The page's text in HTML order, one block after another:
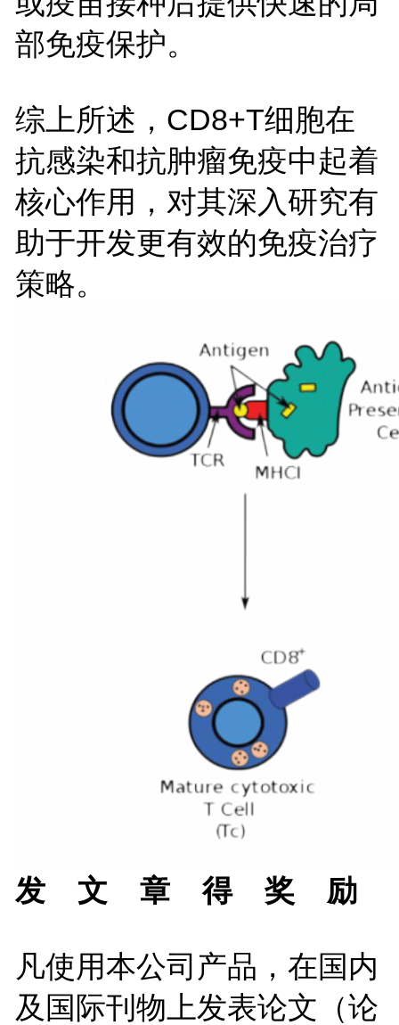
部免疫保护。
综上所述，CD8+T细胞在
抗感染和抗肿瘤免疫中起着
核心作用，对其深入研究有
助于开发更有效的免疫治疗
策略。
发 文 章 得 奖 励
凡使用本公司产品，在国内
及国际刊物上发表论文（论